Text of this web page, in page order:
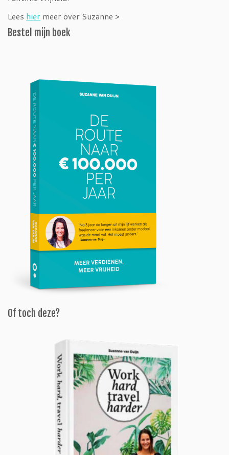
Lees hier meer over Suzanne >
Bestel mijn boek
Of toch deze?